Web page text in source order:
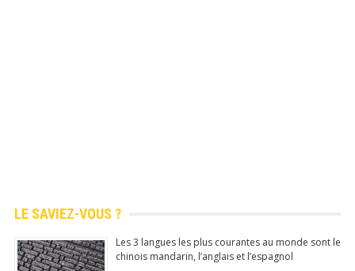
LE SAVIEZ-VOUS ?
Les 3 langues les plus courantes au monde sont le
chinois mandarin, l’anglais et l’espagnol